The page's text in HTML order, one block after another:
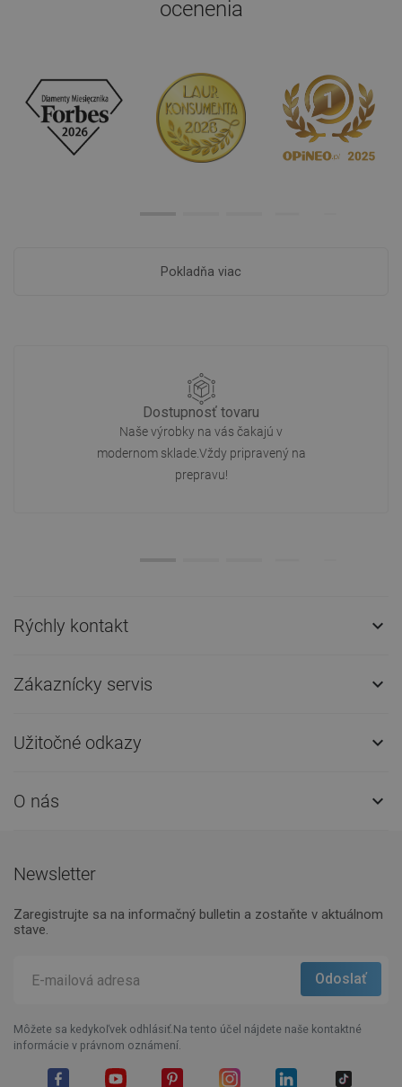
ocenenia
Pokladňa viac
Dostupnosť tovaru
Naše výrobky na vás čakajú v
modernom sklade.Vždy pripravený na
prepravu!
Rýchly kontakt 
Zákaznícky servis 
Užitočné odkazy 
O nás 
Newsletter
Zaregistrujte sa na informačný bulletin a zostaňte v aktuálnom
stave.
Môžete sa kedykoľvek odhlásiť.Na tento účel nájdete naše kontaktné
informácie v právnom oznámení.